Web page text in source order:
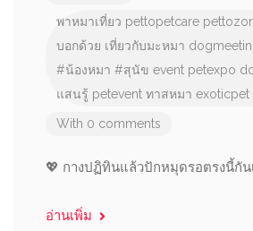
พาหมาเที่ยว pettopetcare
บอกด้วย เที่ยวกับมะหมา
#น้องหมา #สุนัข event petexpo
แสนรู้ petevent ทาสหมา exoticpet
With 0 comments
💖 กางปฏิทินแล้วปักหมุดรอตรงนี้กัน
อ่านเพิ่ม